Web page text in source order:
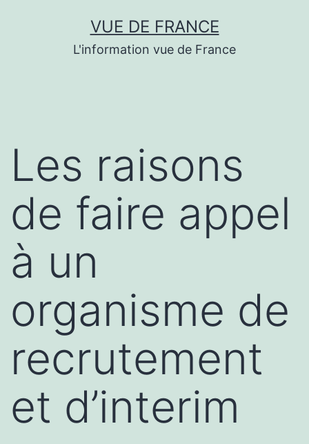
VUE DE FRANCE
L'information vue de France
Les raisons
de faire appel
à un
organisme de
recrutement
et d’interim